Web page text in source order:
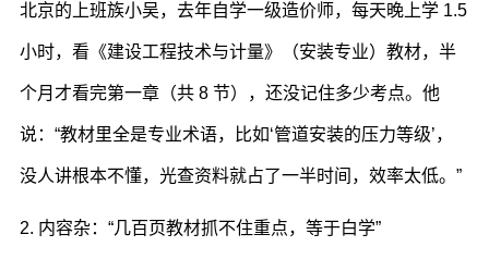
北京的上班族小吴，去年自学一级造价师，每天晚上学 1.5
小时，看《建设工程技术与计量》（安装专业）教材，半
个月才看完第一章（共 8 节），还没记住多少考点。他
说：“教材里全是专业术语，比如‘管道安装的压力等级’，
没人讲根本不懂，光查资料就占了一半时间，效率太低。”
2. 内容杂：“几百页教材抓不住重点，等于白学”